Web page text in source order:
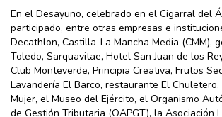
En el Desayuno, celebrado en el Cigarral del
participado, entre otras empresas e
Decathlon, Castilla-La Mancha Media (CMM),
Toledo, Sarquavitae, Hotel San Juan de los
Club Monteverde, Principia Creativa, Frutos
Lavandería El Barco, restaurante El
Mujer, el Museo del Ejército, el Organismo
de Gestión Tributaria (OAPGT), la Asociación